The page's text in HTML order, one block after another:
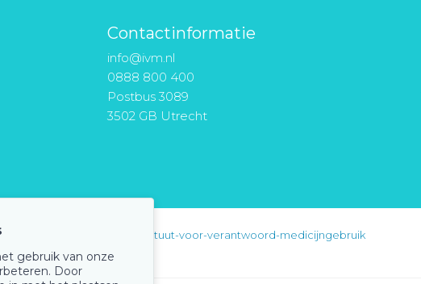
Contactinformatie
info@ivm.nl
0888 800 400
Postbus 3089
3502 GB Utrecht
instituut-voor-verantwoord-medicijngebruik
gebruik van onze
Door